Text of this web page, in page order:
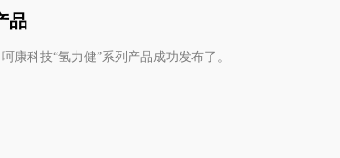
品
康科技“氢力健”系列产品成功发布了。